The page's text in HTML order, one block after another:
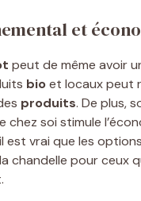
et
peut de même avoir
bioet locaux peut
produits. De plus,
chez soi stimule
est vrai que les
chandelle pour